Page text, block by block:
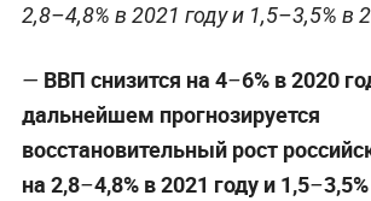
2,8–4,8% в 2021 году и 1,5–3,5% в
— ВВП снизится на 4–6% в 2020
дальнейшем прогнозируется
восстановительный рост
на 2,8–4,8% в 2021 году и 1,5–